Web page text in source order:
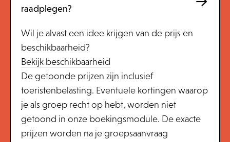
raadplegen?
Wil je alvast een idee krijgen van de prijs en
beschikbaarheid?
Bekijk beschikbaarheid
De getoonde prijzen zijn inclusief
toeristenbelasting. Eventuele kortingen waarop
je als groep recht op hebt, worden niet
getoond in onze boekingsmodule. De exacte
prijzen worden na je groepsaanvraag